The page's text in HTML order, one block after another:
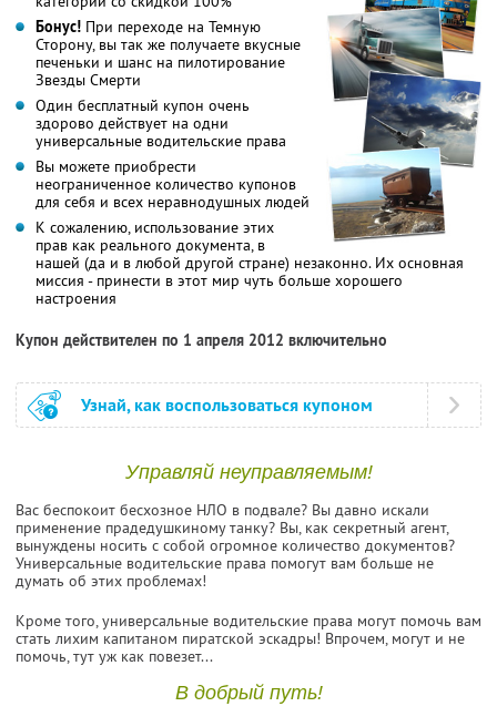
Бонус! При переходе на Темную
Сторону, вы так же получаете вкусные
печеньки и шанс на пилотирование
Звезды Смерти
Один бесплатный купон очень
здорово действует на одни
универсальные водительские права
Вы можете приобрести
неограниченное количество купонов
для себя и всех неравнодушных людей
К сожалению, использование этих
прав как реального документа, в
нашей (да и в любой другой стране) незаконно. Их основная
миссия - принести в этот мир чуть больше хорошего
настроения
Купон действителен по 1 апреля 2012 включительно
Узнай, как воспользоваться купоном
Управляй неуправляемым!
Вас беспокоит бесхозное НЛО в подвале? Вы давно искали
применение прадедушкиному танку? Вы, как секретный агент,
вынуждены носить с собой огромное количество документов?
Универсальные водительские права помогут вам больше не
думать об этих проблемах!
Кроме того, универсальные водительские права могут помочь вам
стать лихим капитаном пиратской эскадры! Впрочем, могут и не
помочь, тут уж как повезет...
В добрый путь!